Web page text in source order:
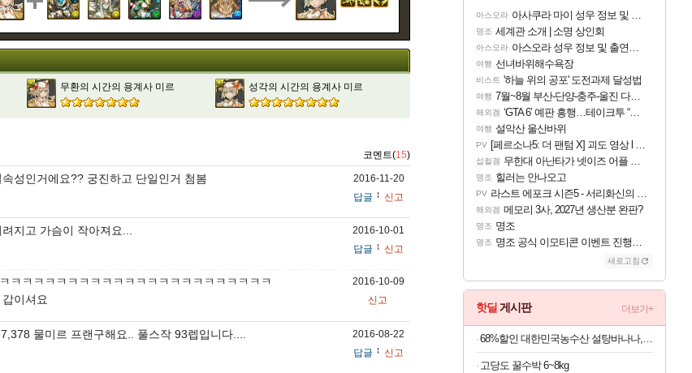
무환의 시간의 용계사 미르 성각의 시간의 용계사 미르
코멘트(15)
속성인거에요?? 궁진하고 단일인거 첨봄
2016-11-20
답글
신고
지고 가슴이 작아져요...
2016-10-01
답글
신고
ㅋㅋㅋㅋㅋㅋㅋㅋㅋㅋㅋㅋㅋㅋㅋㅋㅋㅋㅋㅋㅋㅋㅋ
이셔요
2016-10-09
신고
물미르 프랜구해요.. 풀스작 93렙입니다....
2016-08-22
답글
신고
아스오라 아사쿠라 마이 성우 정보 및 주요 필모
명조 세계관 소개 | 소명 상인회
아스오라 아스오라 성우 정보 및 출연작 모음
여행 선녀바위해수욕장
비스트 '하늘 위의 공포' 도전과제 달성법
여행 7월~8월 부산-단양-충주-울진 다녀왔어요~
해외겜 ‘GTA 6’ 예판 흥행…테이크투 “내부 예상 크게 넘어”
여행 설악산 울산바위
PV [페르소나5: 더 팬텀 X] 괴도 영상 l 타카마키 안·댄싱 스타
섭컬겜 무한대 아난타가 넷이즈 어플 달력에 일정 등록
명조 힐러는 안나오고
PV 라스트 에포크 시즌5 - 서리화신의 분노 티저
해외겜 메모리 3사, 2027년 생산분 완판?
명조 명조
명조 명조 공식 이모티콘 이벤트 진행해봤습니다! 참여부터 추첨까지????
새로고침
핫딜 게시판 더보기+
68%할인 대한민국농수산 설탕바나나, 3kg, 1박스
고당도 꿀수박 6~8kg